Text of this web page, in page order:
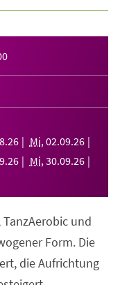
.26 Mi, 02.09.26
.26 Mi, 30.09.26
und
Form. Die
die Aufrichtung